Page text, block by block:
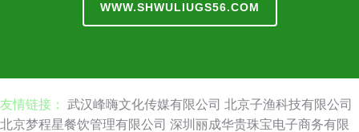
WWW.SHWULIUGS56.COM
友情链接： 武汉峰嗨文化传媒有限公司 北京子渔科技有限公司
北京梦程星餐饮管理有限公司 深圳丽成华贵珠宝电子商务有限